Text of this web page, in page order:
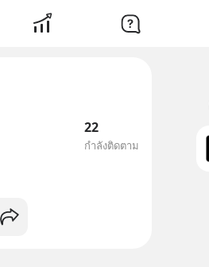
22
กำลังติดตาม